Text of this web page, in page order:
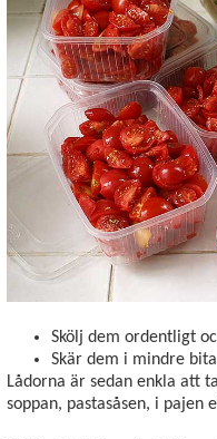
Skölj dem ordentligt
Skär dem i mindre
Lådorna är sedan enkla att
soppan, pastasåsen, i